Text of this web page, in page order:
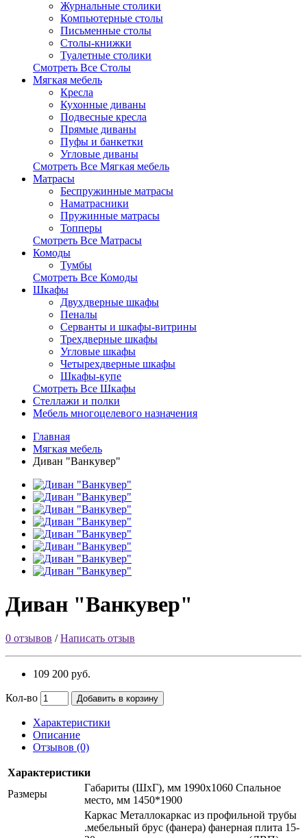
Журнальные столики
Компьютерные столы
Письменные столы
Столы-книжки
Туалетные столики
Смотреть Все Столы
Мягкая мебель
Кресла
Кухонные диваны
Подвесные кресла
Прямые диваны
Пуфы и банкетки
Угловые диваны
Смотреть Все Мягкая мебель
Матрасы
Беспружинные матрасы
Наматрасники
Пружинные матрасы
Топперы
Смотреть Все Матрасы
Комоды
Тумбы
Смотреть Все Комоды
Шкафы
Двухдверные шкафы
Пеналы
Серванты и шкафы-витрины
Трехдверные шкафы
Угловые шкафы
Четырехдверные шкафы
Шкафы-купе
Смотреть Все Шкафы
Стеллажи и полки
Мебель многоцелевого назначения
Главная
Мягкая мебель
Диван "Ванкувер"
Диван "Ванкувер"
0 отзывов /Написать отзыв
109 200 руб.
Кол-во Добавить в корзину
Характеристики
Описание
Отзывов (0)
Характеристики
Размеры
Габариты (ШxГ), мм 1990x1060 Спальное
место, мм 1450*1900
Каркас Металлокаркас из профильной трубы
.мебельный брус (фанера) фанерная плита 15-